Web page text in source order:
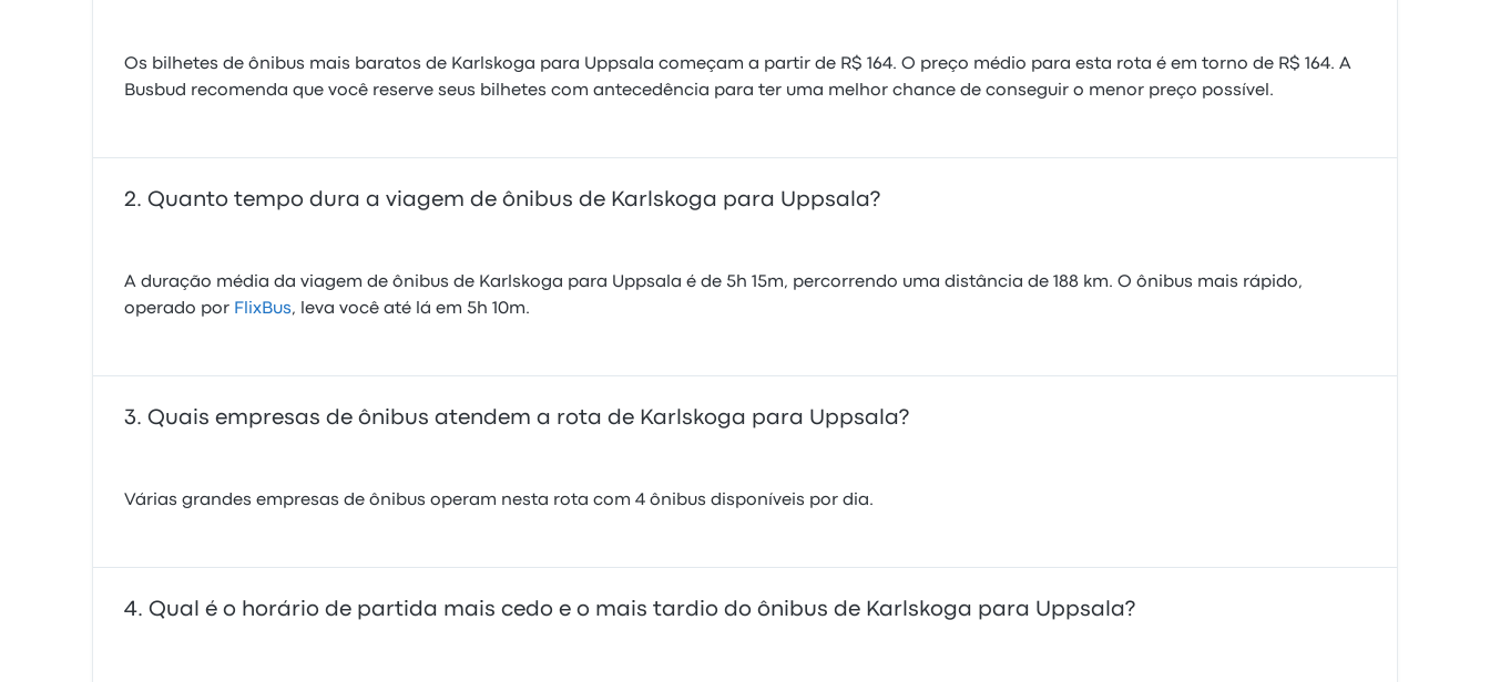
Os bilhetes de ônibus mais baratos de Karlskoga para Uppsala começam a partir de R$ 164. O preço médio para esta rota é em torno de R$ 164. A
Busbud recomenda que você reserve seus bilhetes com antecedência para ter uma melhor chance de conseguir o menor preço possível.
Quanto tempo dura a viagem de ônibus de Karlskoga para Uppsala?
A duração média da viagem de ônibus de Karlskoga para Uppsala é de 5h 15m, percorrendo uma distância de 188 km. O ônibus mais rápido,
operado por FlixBus, leva você até lá em 5h 10m.
Quais empresas de ônibus atendem a rota de Karlskoga para Uppsala?
Várias grandes empresas de ônibus operam nesta rota com 4 ônibus disponíveis por dia.
Qual é o horário de partida mais cedo e o mais tardio do ônibus de Karlskoga para Uppsala?